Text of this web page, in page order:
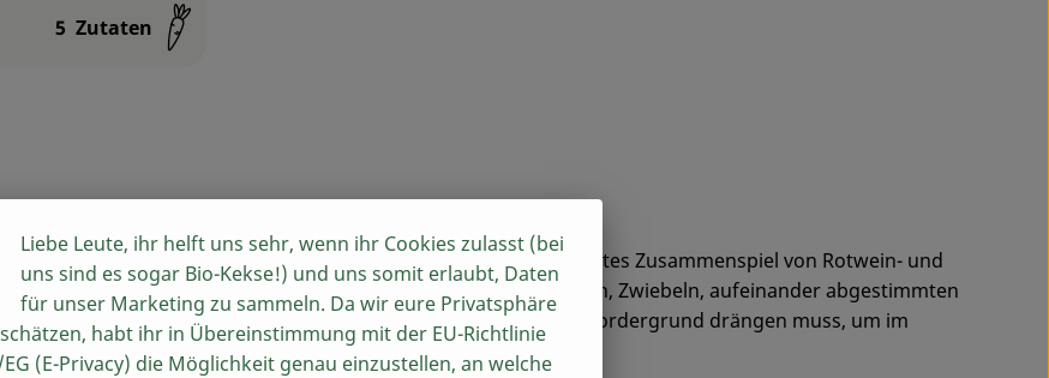
5 Zutaten
- einzigartig im Geschmack. Er ist ein wohlkomponiertes Zusammenspiel von Rotwein- und
akzentuiert von einem Ensembel aus getrockneten Tomaten, Zwiebeln, aufeinander abgestimmten
Allrounder mit dem besonderen Etwas, der sich nicht in den Vordergrund drängen muss, um im
Liebe Leute, ihr helft uns sehr, wenn ihr Cookies zulasst (bei
uns sind es sogar Bio-Kekse!) und uns somit erlaubt, Daten
für unser Marketing zu sammeln. Da wir eure Privatsphäre
habt ihr in Übereinstimmung mit der EU-Richtlinie
(E-Privacy) die Möglichkeit genau einzustellen, an welche